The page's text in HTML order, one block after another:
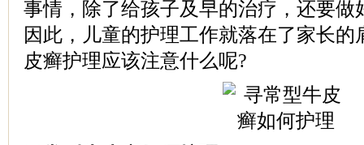
事情，除了给孩子及早的治疗，还要做
因此，儿童的护理工作就落在了家长的
皮癣护理应该注意什么呢?